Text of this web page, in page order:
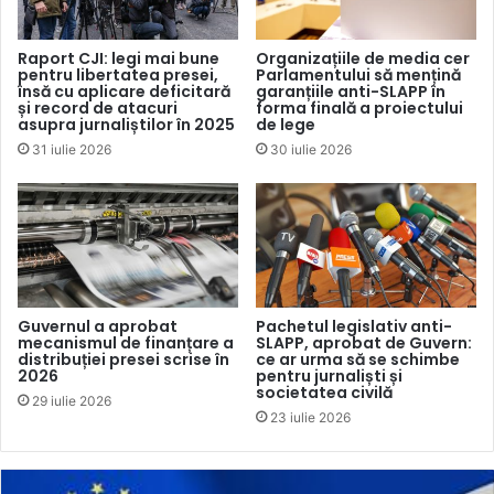
metode noi de realizare de podcasturi și storytelling video,
dar vor avea ocazia să lucreze la proiectele proprii de noi
produse media.
Cele două cursuri au fost dezvoltate și vor fi predate de
instructori locali, certificați de DW Akademie. Cursul
Storytelling Video va fi predat de Alex Gurdila, jurnalist,
consilier pentru parteneriate și tehnologii în media la
Mediacor și Veronica Gherbovețchi, jurnalistă TV8 în
perioada 23 septembrie – 3 decembrie 2023. De
asemenea, la curs va preda Matthew Moore, jurnalist la
Deutsche Welle Berlin și trainer specializat pe storytelling
video.
Cursul Podcastul va fi ținut de Victoria Coroban, jurnalistă
Radio Europa Liberă, autoarea podcastului Laborator social
de la Radio Europa Liberă, în perioada 23 septembrie – 3
Raport CJI: legi mai bune
pentru libertatea presei,
însă cu aplicare deficitară
și record de atacuri
asupra jurnaliștilor în 2025
31 iulie 2026
Organizațiile de media cer
Parlamentului să mențină
garanțiile anti-SLAPP în
forma finală a proiectului
de lege
30 iulie 2026
Guvernul a aprobat
mecanismul de finanțare a
distribuției presei scrise în
2026
29 iulie 2026
Pachetul legislativ anti-
SLAPP, aprobat de Guvern:
ce ar urma să se schimbe
pentru jurnaliști și
societatea civilă
23 iulie 2026